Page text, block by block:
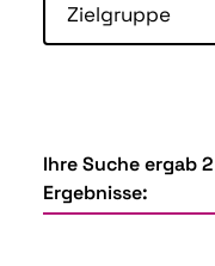
Zielgruppe
Ihre Suche ergab 2
Ergebnisse: